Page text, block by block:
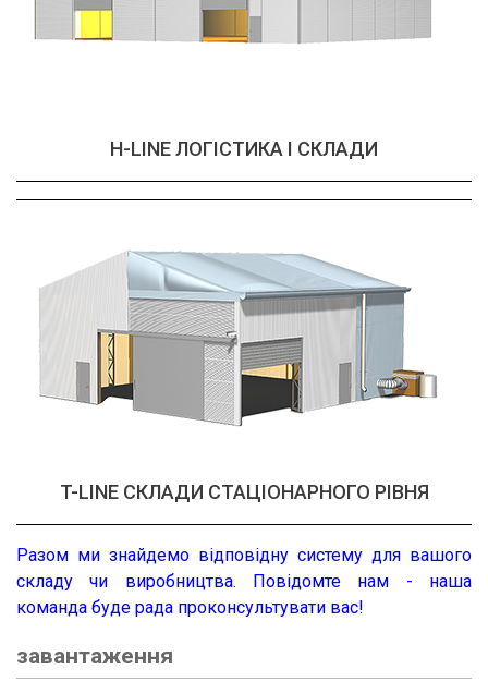
H-LINE ЛОГІСТИКА І СКЛАДИ
T-LINE СКЛАДИ СТАЦІОНАРНОГО РІВНЯ
Разом ми знайдемо відповідну систему для вашого
складу чи виробництва. Повідомте нам - наша
команда буде рада проконсультувати вас!
завантаження